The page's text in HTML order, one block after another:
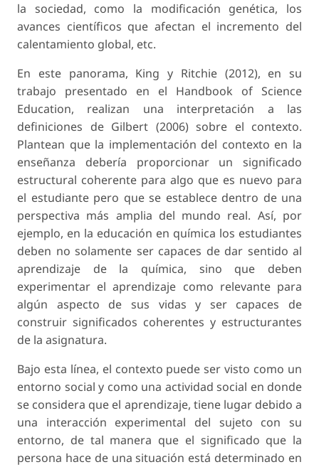
la sociedad, como la modificación genética, los
avances científicos que afectan el incremento del
calentamiento global, etc.
En este panorama, King y Ritchie (2012), en su
trabajo presentado en el Handbook of Science
Education, realizan una interpretación a las
definiciones de Gilbert (2006) sobre el contexto.
Plantean que la implementación del contexto en la
enseñanza debería proporcionar un significado
estructural coherente para algo que es nuevo para
el estudiante pero que se establece dentro de una
perspectiva más amplia del mundo real. Así, por
ejemplo, en la educación en química los estudiantes
deben no solamente ser capaces de dar sentido al
aprendizaje de la química, sino que deben
experimentar el aprendizaje como relevante para
algún aspecto de sus vidas y ser capaces de
construir significados coherentes y estructurantes
de la asignatura.
Bajo esta línea, el contexto puede ser visto como un
entorno social y como una actividad social en donde
se considera que el aprendizaje, tiene lugar debido a
una interacción experimental del sujeto con su
entorno, de tal manera que el significado que la
persona hace de una situación está determinado en